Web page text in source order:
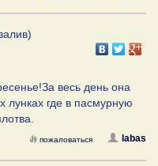
весь день она
лунках где в пасмурную
labas
пожаловаться